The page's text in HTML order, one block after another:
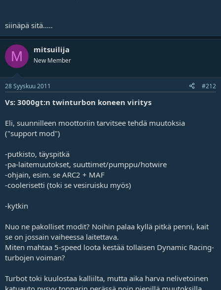
siinäpä sitä.....
M mitsuilija
New Member
28 Syyskuu 2011 #212
Vs: 3000gt:n twinturbon koneen viritys
Eli, suunnilleen moottoriin tarvitsee tehdä muutoksia
("support mod")
-putkisto, täyspitkä
-pa-laitemuutokset, suuttimet/pumppu/hotwire
-ohjain, esim. se ARC2 + MAF
-coolerisetti (toki se vesiruisku myös)
-kytkin
Nuo ne pakolliset modit? Noihin palaa kyllä pitkä penni, kait
se on jossain vaiheessa laitettava.
Miten mahtaa 5-speed loota kestää tollaisen Dynamic Racing-
turbojen voiman?
Turbot toki kuulostaa kalliilta, mutta aika harva nelivetoinen